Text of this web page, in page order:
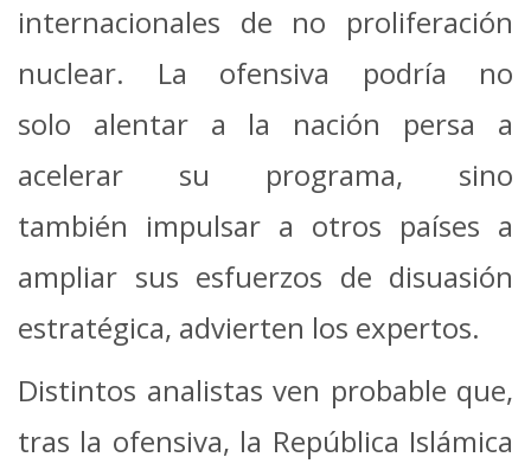
internacionales de no proliferación
nuclear. La ofensiva podría no
solo alentar a la nación persa a
acelerar su programa, sino
también impulsar a otros países a
ampliar sus esfuerzos de disuasión
estratégica, advierten los expertos.
Distintos analistas ven probable que,
tras la ofensiva, la República Islámica